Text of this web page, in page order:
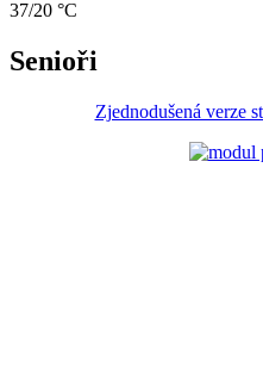
37/20 °C
Senioři
Zjednodušená verze